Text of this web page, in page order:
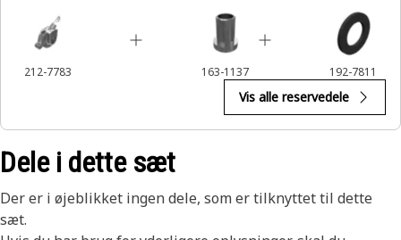
212-7783 163-1137 192-7811
Vis alle reservedele
Dele i dette sæt
Der er i øjeblikket ingen dele, som er tilknyttet til dette
sæt.